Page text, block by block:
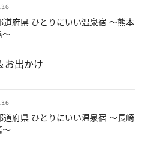
府県 ひとりにいい温泉宿 ～熊本
～
お出かけ
府県 ひとりにいい温泉宿 ～長崎
～